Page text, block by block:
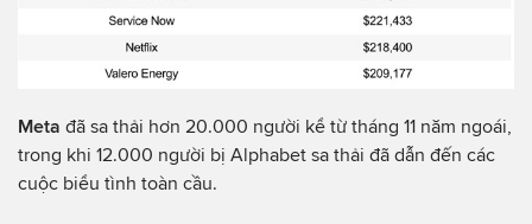
Meta đã sa thải hơn 20.000 người kể từ tháng 11 năm ngoái,
trong khi 12.000 người bị Alphabet sa thải đã dẫn đến các
cuộc biểu tình toàn cầu.